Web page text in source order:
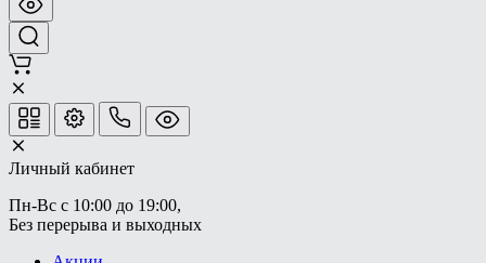
Личный кабинет
Пн-Вс с 10:00 до 19:00,
Без перерыва и выходных